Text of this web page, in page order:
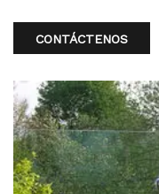
inoxidable.Lo que los
uniforme de los
CONTÁCTENOS